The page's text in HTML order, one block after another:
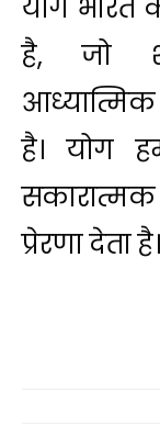
योग भारत
है, जो
है। योग
प्रेरणा देता है।